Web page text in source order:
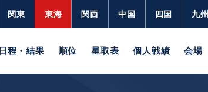
関東 東海 関西 中国 四国 九州
日程・結果 順位 星取表 個人戦績 会場